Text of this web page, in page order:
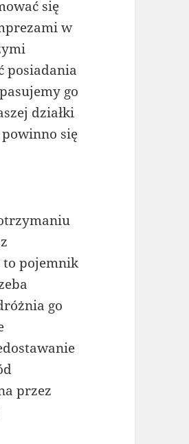
się
w
posiadania
go
działki
się
to pojemnik
go
przez